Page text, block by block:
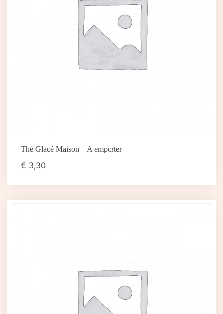
Thé Glacé Maison – A emporter
€ 3,30